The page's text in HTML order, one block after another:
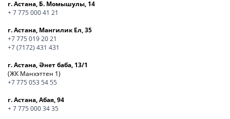
г. Астана, Б. Момышулы, 14
+ 7 775 000 41 21
г. Астана, Мангилик Ел, 35
+7 775 019 20 21
+7 (7172) 431 431
г. Астана, Әнет баба, 13/1
(ЖК Манхэттен 1)
+7 775 053 54 55
г. Астана, Абая, 94
+ 7 775 000 34 35